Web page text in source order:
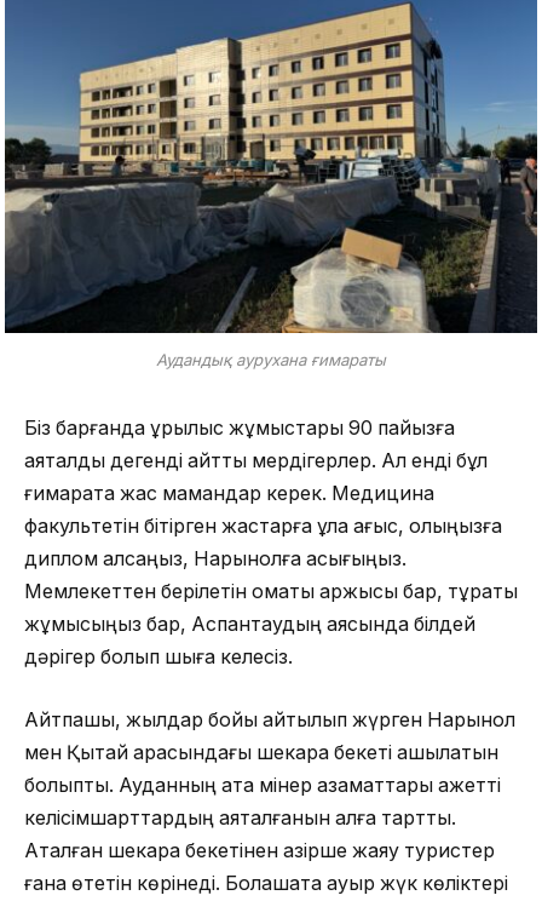
Аудандық аурухана ғимараты
Біз барғанда құрылыс жұмыстары 90 пайызға
аяқталды дегенді айтты мердігерлер. Ал енді бұл
ғимаратқа жас мамандар керек. Медицина
факультетін бітірген жастарға құлақ қағыс, қолыңызға
диплом алсаңыз, Нарынқолға асығыңыз.
Мемлекеттен берілетін қомақты қаржысы бар, тұрақты
жұмысыңыз бар, Аспантаудың аясында білдей
дәрігер болып шыға келесіз.
Айтпақшы, жылдар бойы айтылып жүрген Нарынқол
мен Қытай арасындағы шекара бекеті ашылатын
болыпты. Ауданның атқа мінер азаматтары қажетті
келісімшарттардың аяқталғанын алға тартты.
Аталған шекара бекетінен қазірше жаяу туристер
ғана өтетін көрінеді. Болашақта ауыр жүк көліктері